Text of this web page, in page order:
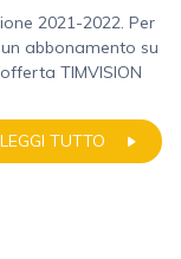
2021-2022. Per
abbonamento su
TIMVISION
LEGGI TUTTO